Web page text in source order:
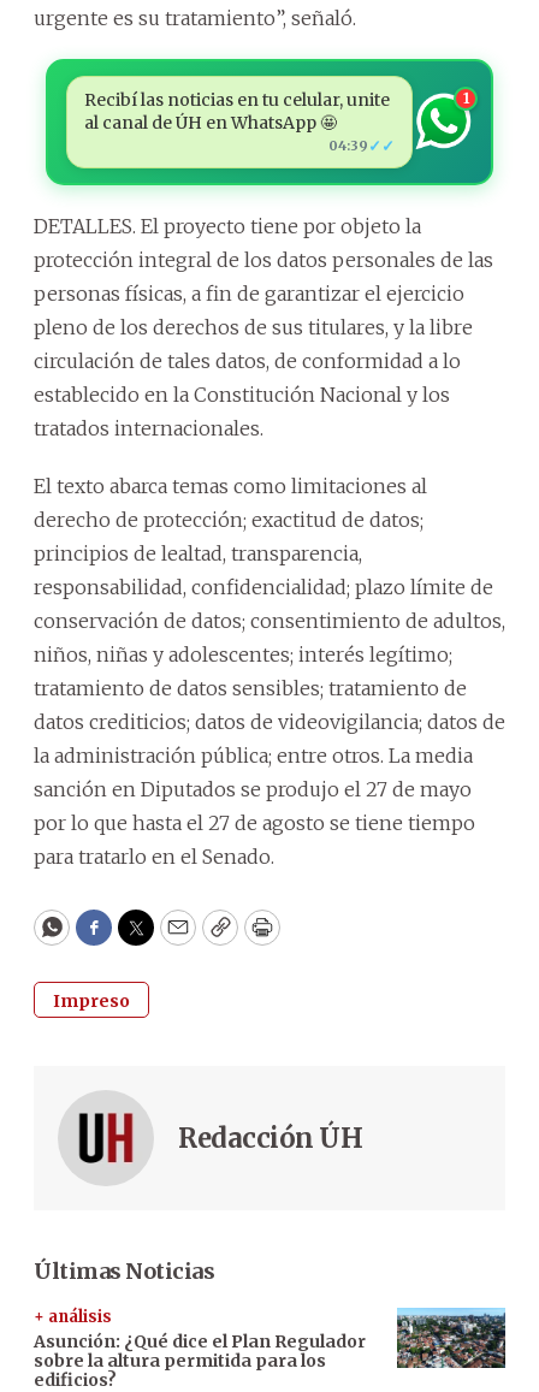
urgente es su tratamiento”, señaló.
Recibí las noticias en tu celular, unite
al canal de ÚH en WhatsApp 🤩
04:39 ✓✓
1
DETALLES. El proyecto tiene por objeto la
protección integral de los datos personales de las
personas físicas, a fin de garantizar el ejercicio
pleno de los derechos de sus titulares, y la libre
circulación de tales datos, de conformidad a lo
establecido en la Constitución Nacional y los
tratados internacionales.
El texto abarca temas como limitaciones al
derecho de protección; exactitud de datos;
principios de lealtad, transparencia,
responsabilidad, confidencialidad; plazo límite de
conservación de datos; consentimiento de adultos,
niños, niñas y adolescentes; interés legítimo;
tratamiento de datos sensibles; tratamiento de
datos crediticios; datos de videovigilancia; datos de
la administración pública; entre otros. La media
sanción en Diputados se produjo el 27 de mayo
por lo que hasta el 27 de agosto se tiene tiempo
para tratarlo en el Senado.
WhatsApp
Facebook
Twitter
EmailCopyPrint
Impreso
Redacción ÚH
Últimas Noticias
+ análisis
Asunción: ¿Qué dice el Plan Regulador
sobre la altura permitida para los
edificios?